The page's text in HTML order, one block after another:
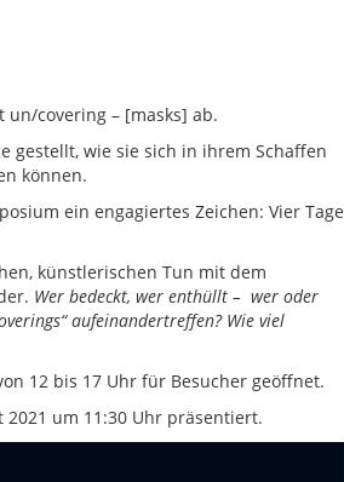
covering – [masks] ab.
gestellt, wie sie sich in ihrem Schaffen
können.
ein engagiertes Zeichen: Vier Tage
künstlerischen Tun mit dem
Wer bedeckt, wer enthüllt – wer oder
aufeinandertreffen? Wie viel
12 bis 17 Uhr für Besucher geöffnet.
2021 um 11:30 Uhr präsentiert.